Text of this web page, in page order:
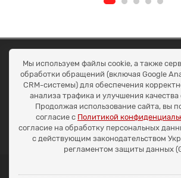
ОКЕАН ТРЕЙД
Договір публичної оферти
Доставка та оплата
Наші контакти
Умови повернення
+38 (099) 452-20-02
+38 (098) 492-20-02
office@ocean.biz.ua
Мы используем файлы cookie, а также
обработки обращений (включая Google
CRM-системы) для обеспечения
анализа трафика и улучшения
Продолжая использование сайта, вы
согласие с Политикой
согласие на обработку персональных
с действующим законодательством
регламентом защиты данных